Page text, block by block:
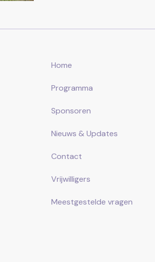
Home
Programma
Sponsoren
Nieuws & Updates
Contact
Vrijwilligers
Meestgestelde vragen